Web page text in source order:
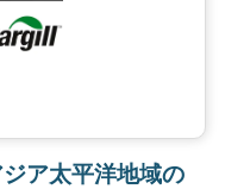
ア太平洋地域の